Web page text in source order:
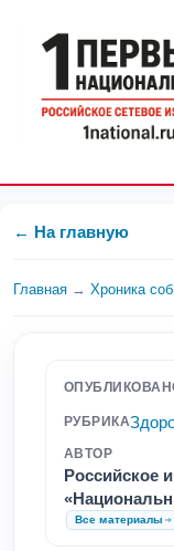
← На главную
Главная → Хроника
РУБРИКА
АВТОР
Российское
Все материалы